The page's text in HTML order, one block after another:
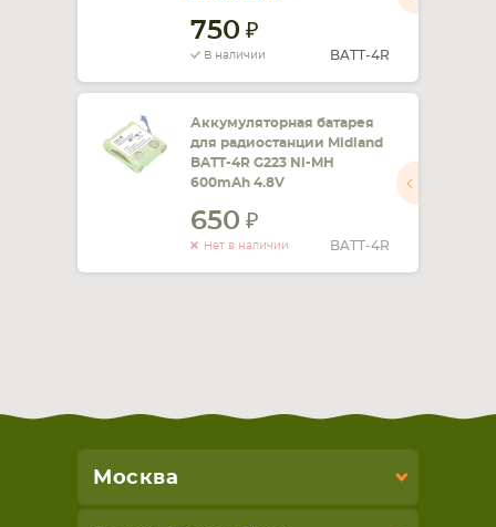
750
В наличии BATT-4R
Аккумуляторная батарея
для радиостанции Midland
BATT-4R G223 Ni-MH
600mAh 4.8V
650
Нет в наличии BATT-4R
Москва